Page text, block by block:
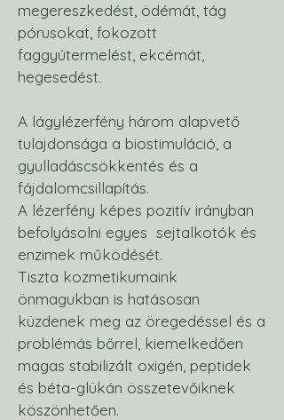
megereszkedést, ödémát, tág
pórusokat, fokozott
faggyútermelést, ekcémát,
hegesedést.
A lágylézerfény három alapvető
tulajdonsága a biostimuláció, a
gyulladáscsökkentés és a
fájdalomcsillapítás.
A lézerfény képes pozitív irányban
befolyásolni egyes sejtalkotók és
enzimek működését.
Tiszta kozmetikumaink
önmagukban is hatásosan
küzdenek meg az öregedéssel és a
problémás bőrrel, kiemelkedően
magas stabilizált oxigén, peptidek
és béta-glükán összetevőiknek
köszönhetően.